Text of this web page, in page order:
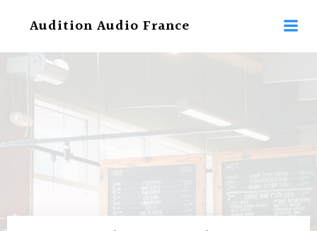
au
Audition Audio France